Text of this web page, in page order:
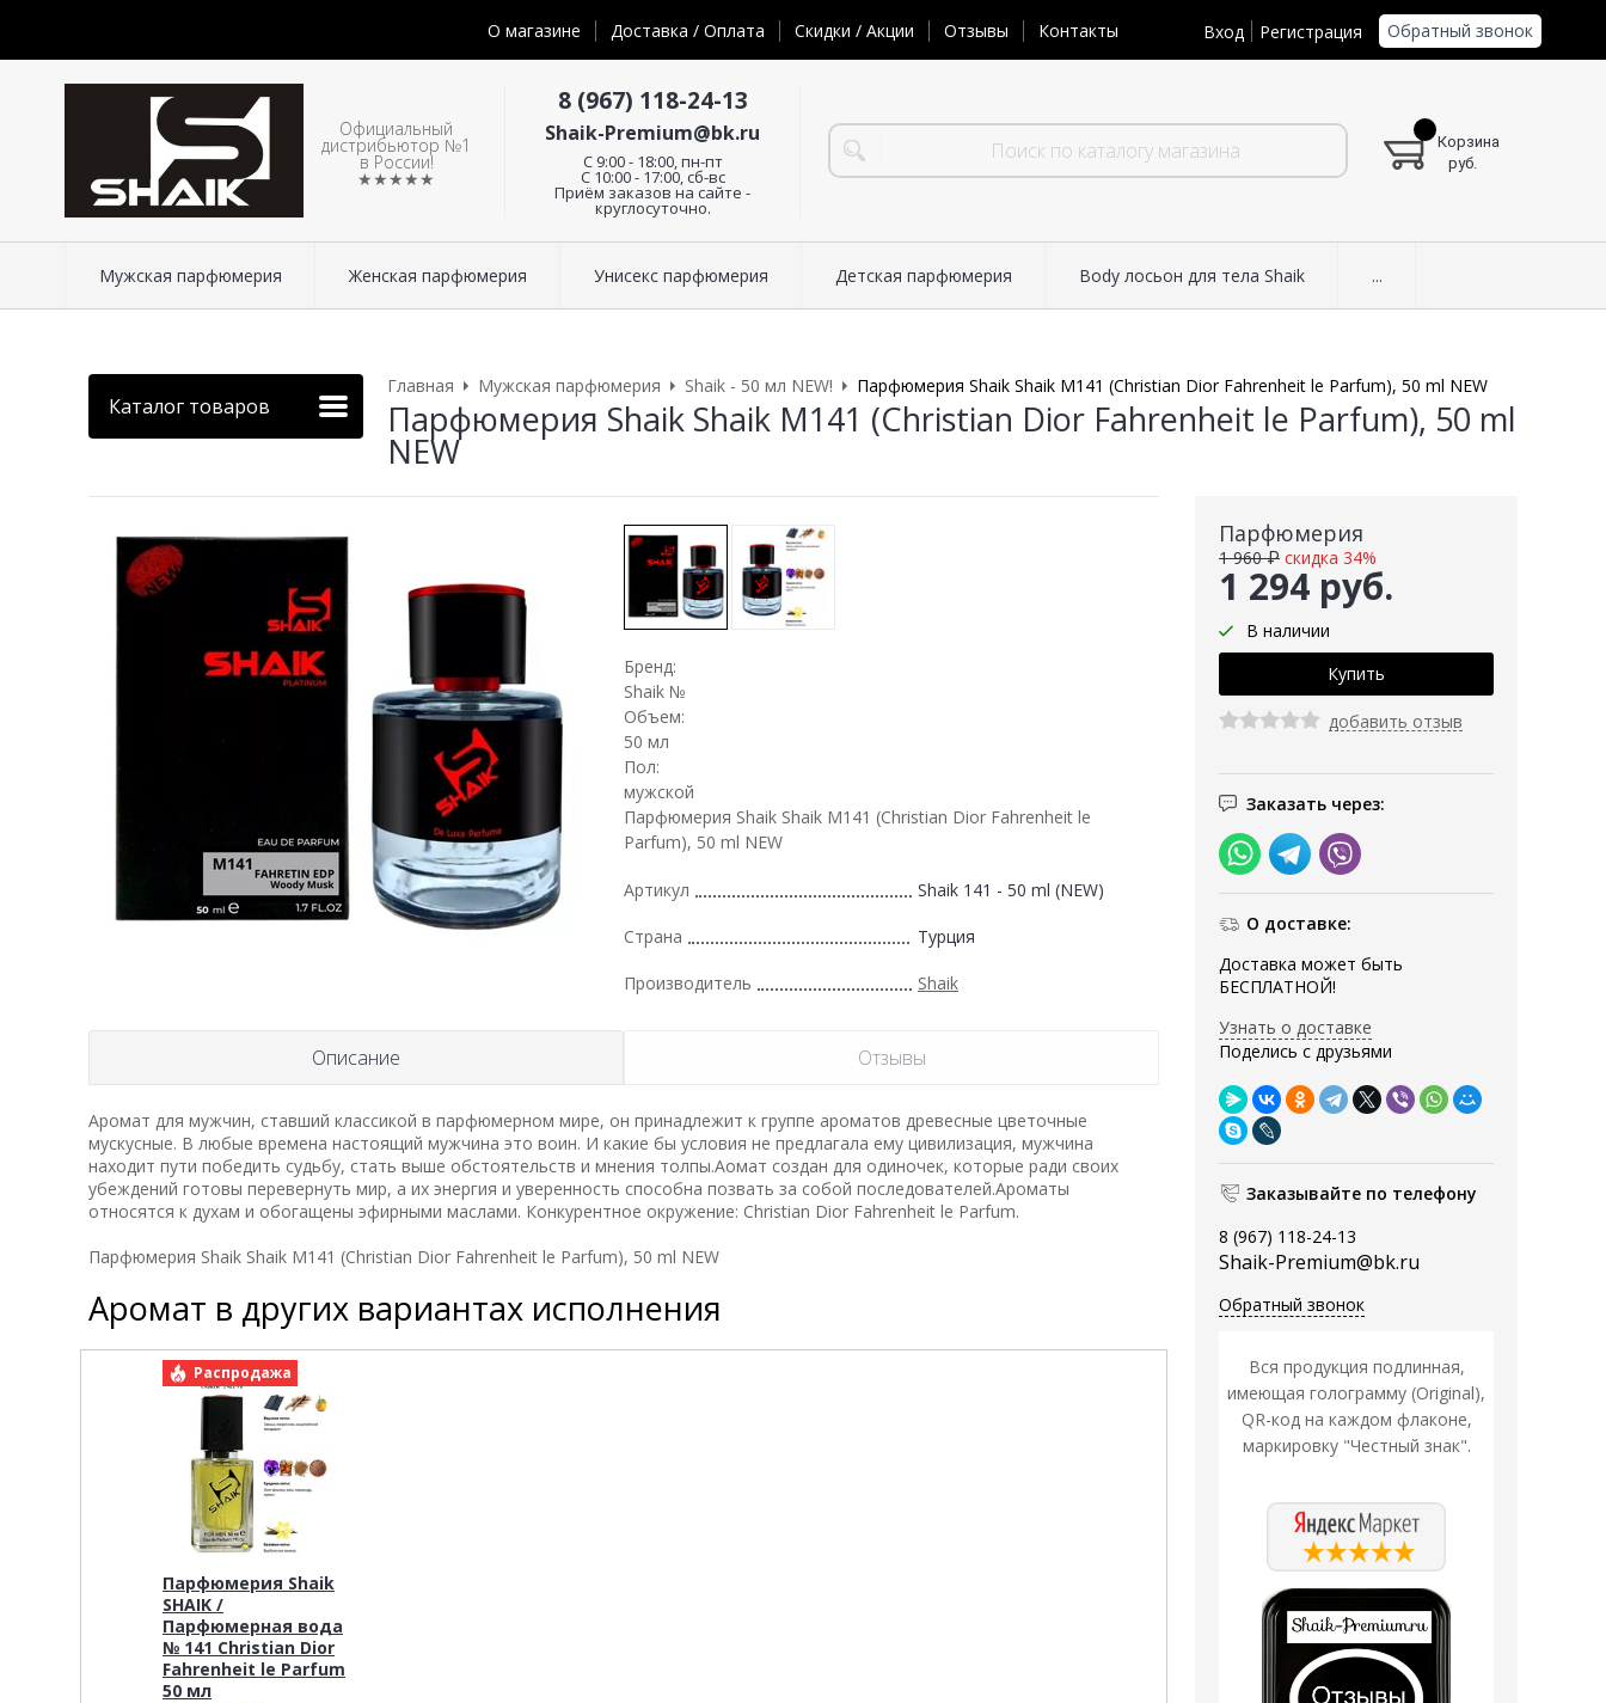
О магазине Доставка / Оплата Скидки / Акции Отзывы Контакты Вход Регистрация Обратный звонок
Официальный
дистрибьютор №1
в России!
★★★★★
8 (967) 118-24-13
Shaik-Premium@bk.ru
C 9:00 - 18:00, пн-пт
С 10:00 - 17:00, сб-вс
Приём заказов на сайте -
круглосуточно.
Корзина
руб.
Мужская парфюмерия Женская парфюмерия Унисекс парфюмерия Детская парфюмерия Body лосьон для тела Shaik ...
Каталог товаров
Главная Мужская парфюмерия Shaik - 50 мл NEW! Парфюмерия Shaik Shaik M141 (Christian Dior Fahrenheit le Parfum), 50 ml NEW
Парфюмерия Shaik Shaik M141 (Christian Dior Fahrenheit le Parfum), 50 ml
NEW
Парфюмерия
1 294 руб.
1 960 ₽ скидка 34%
В наличии
добавить отзыв
Заказать через:
О доставке:
Доставка может быть
БЕСПЛАТНОЙ!
Узнать о доставке
Поделись с друзьями
Заказывайте по телефону
8 (967) 118-24-13
Shaik-Premium@bk.ru
Обратный звонок
Вся продукция подлинная,
имеющая голограмму (Original),
QR-код на каждом флаконе,
маркировку "Честный знак".
Бренд:
Shaik №
Объем:
50 мл
Пол:
мужской
Парфюмерия Shaik Shaik M141 (Christian Dior Fahrenheit le
Parfum), 50 ml NEW
Артикул Shaik 141 - 50 ml (NEW)
Страна Турция
Производитель Shaik
Описание Отзывы
Аромат для мужчин, ставший классикой в парфюмерном мире, он принадлежит к группе ароматов древесные цветочные
мускусные. В любые времена настоящий мужчина это воин. И какие бы условия не предлагала ему цивилизация, мужчина
находит пути победить судьбу, стать выше обстоятельств и мнения толпы.Аомат создан для одиночек, которые ради своих
убеждений готовы перевернуть мир, а их энергия и уверенность способна позвать за собой последователей.Ароматы
относятся к духам и обогащены эфирными маслами. Конкурентное окружение: Christian Dior Fahrenheit le Parfum.
Парфюмерия Shaik Shaik M141 (Christian Dior Fahrenheit le Parfum), 50 ml NEW
Аромат в других вариантах исполнения
Распродажа
Парфюмерия Shaik
SHAIK /
Парфюмерная вода
№ 141 Christian Dior
Fahrenheit le Parfum
50 мл